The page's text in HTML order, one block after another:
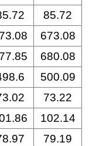
85.72
673.08
680.08
500.09
73.22
102.14
79.19